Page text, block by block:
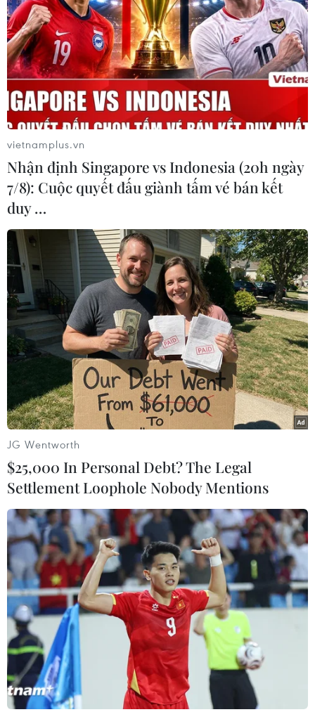
Phát hiện thêm 3 ca nhiễm virus Zika tại
Thành phố Hồ Chí Minh
14/11/2016 14:18
Chiều 14/11, Sở Y tế Thành phố Hồ Chí Minh cho biết
vừa phát hiện thêm 3 trường hợp nhiễm virus Zika, nâng
tổng số ca nhiễm trên địa bàn thành phố là 38 ca.
Số ca nhiễm virus Zika ở Thành phố Hồ
Chí Minh tăng lên con số 46
18/11/2016 07:32
Thành phố Hồ Chí Minh vừa phát hiện thêm 8 ca mới
nhiễm virus Zika, nâng tổng số ca nhiễm virus này tính
đến ngày 18/11 lên 46 trường hợp.
vietnamplus.vn
Nhận định Singapore vs Indonesia (20h ngày
7/8): Cuộc quyết đấu giành tấm vé bán kết
duy …
JG Wentworth
$25,000 In Personal Debt? The Legal
Settlement Loophole Nobody Mentions